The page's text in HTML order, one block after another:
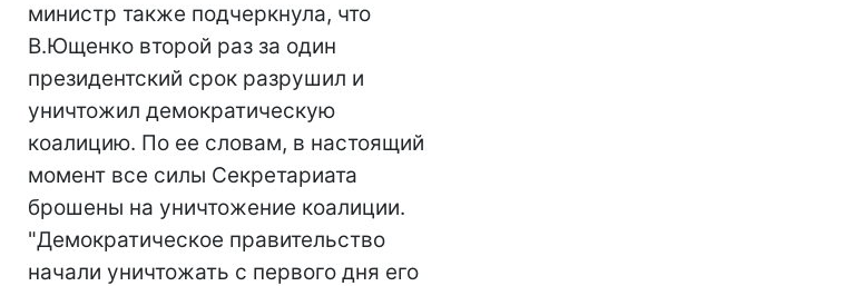
министр также подчеркнула, что
В.Ющенко второй раз за один
президентский срок разрушил и
уничтожил демократическую
коалицию. По ее словам, в настоящий
момент все силы Секретариата
брошены на уничтожение коалиции.
"Демократическое правительство
начали уничтожать с первого дня его